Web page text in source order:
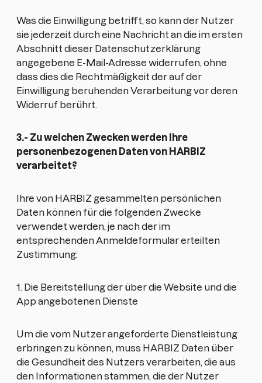
Was die Einwilligung betrifft, so kann der Nutzer
sie jederzeit durch eine Nachricht an die im ersten
Abschnitt dieser Datenschutzerklärung
angegebene E-Mail-Adresse widerrufen, ohne
dass dies die Rechtmäßigkeit der auf der
Einwilligung beruhenden Verarbeitung vor deren
Widerruf berührt.
3.- Zu welchen Zwecken werden Ihre
personenbezogenen Daten von HARBIZ
verarbeitet?
Ihre von HARBIZ gesammelten persönlichen
Daten können für die folgenden Zwecke
verwendet werden, je nach der im
entsprechenden Anmeldeformular erteilten
Zustimmung:
1. Die Bereitstellung der über die Website und die
App angebotenen Dienste
Um die vom Nutzer angeforderte Dienstleistung
erbringen zu können, muss HARBIZ Daten über
die Gesundheit des Nutzers verarbeiten, die aus
den Informationen stammen, die der Nutzer